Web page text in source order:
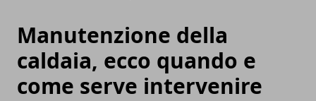
Manutenzione della
caldaia, ecco quando e
come serve intervenire